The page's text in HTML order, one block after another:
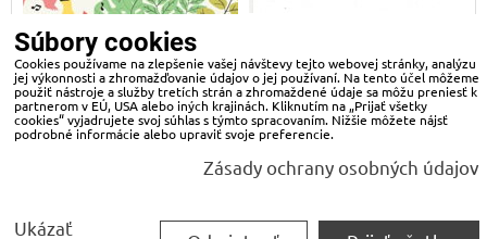
Načítať viac
1 2 3
Zásady ochrany osobných údajov
Súbory cookies
Cookies používame na zlepšenie vašej návštevy tejto webovej stránky, analýzu
jej výkonnosti a zhromažďovanie údajov o jej používaní. Na tento účel môžeme
použiť nástroje a služby tretích strán a zhromaždené údaje sa môžu preniesť k
partnerom v EÚ, USA alebo iných krajinách. Kliknutím na „Prijať všetky
cookies“ vyjadrujete svoj súhlas s týmto spracovaním. Nižšie môžete nájsť
podrobné informácie alebo upraviť svoje preferencie.
Zásady ochrany osobných údajov
Ukázať